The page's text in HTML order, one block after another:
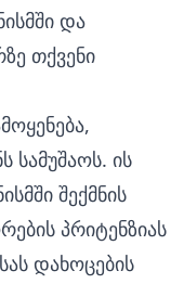
და
თქვენი
სამუშაოს. ის
შექმნის
პრიტენზიას
დახოცების